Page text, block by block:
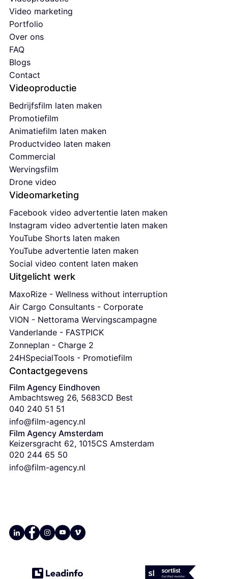
Video marketing
Portfolio
Over ons
FAQ
Blogs
Contact
Videoproductie
Bedrijfsfilm laten maken
Promotiefilm
Animatiefilm laten maken
Productvideo laten maken
Commercial
Wervingsfilm
Drone video
Videomarketing
Facebook video advertentie laten maken
Instagram video advertentie laten maken
YouTube Shorts laten maken
YouTube advertentie laten maken
Social video content laten maken
Uitgelicht werk
MaxoRize - Wellness without interruption
Air Cargo Consultants - Corporate
VION - Nettorama Wervingscampagne
Vanderlande - FASTPICK
Zonneplan - Charge 2
24HSpecialTools - Promotiefilm
Contactgegevens
Film Agency Eindhoven
Ambachtsweg 26, 5683CD Best
‭040 240 51 51‬
info@film-agency.nl
Film Agency Amsterdam
Keizersgracht 62, 1015CS Amsterdam
‭020 244 65 50
info@film-agency.nl